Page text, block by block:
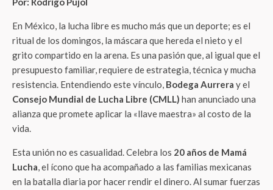
En México, la lucha libre es mucho más que un deporte; es el
ritual de los domingos, la máscara que hereda el nieto y el
grito compartido en la arena. Es una pasión que, al igual que el
presupuesto familiar, requiere de estrategia, técnica y mucha
resistencia. Entendiendo este vínculo, Bodega Aurrera y el
Consejo Mundial de Lucha Libre (CMLL) han anunciado una
alianza que promete aplicar la «llave maestra» al costo de la
vida.
Esta unión no es casualidad. Celebra los 20 años de Mamá
Lucha, el ícono que ha acompañado a las familias mexicanas
en la batalla diaria por hacer rendir el dinero. Al sumar fuerzas